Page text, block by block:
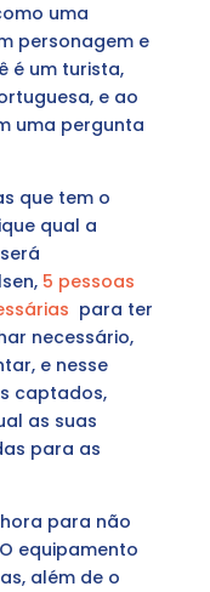
uma
personagem e
é um turista,
e ao
uma pergunta
que tem o
qual a
5 pessoas
para ter
necessário,
e nesse
captados,
as suas
para as
para não
equipamento
além de o